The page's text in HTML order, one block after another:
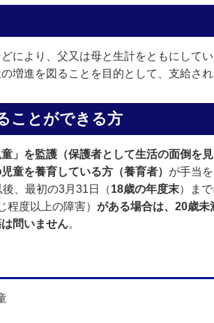
により、父又は母と生計をともにして
増進を図ることを目的として、支給され
ことができる方
童」を監護（保護者として生活の面倒を
童を養育している方（養育者） が手当
後、最初の3月31日（18歳の年度末）ま
程度以上の障害） がある場合は、20歳未
問いません。